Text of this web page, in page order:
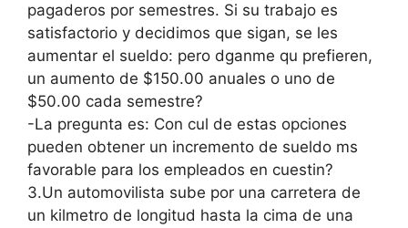
pagaderos por semestres. Si su trabajo es
satisfactorio y decidimos que sigan, se les
aumentar el sueldo: pero dganme qu prefieren,
un aumento de $150.00 anuales o uno de
$50.00 cada semestre?
-La pregunta es: Con cul de estas opciones
pueden obtener un incremento de sueldo ms
favorable para los empleados en cuestin?
3.Un automovilista sube por una carretera de
un kilmetro de longitud hasta la cima de una